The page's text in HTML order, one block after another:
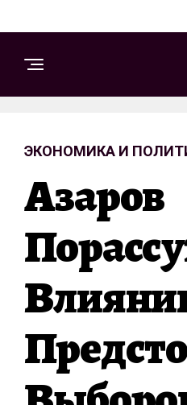
ЭКОНОМИКА И
Азаров